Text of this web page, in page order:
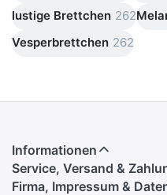
lustige Brettchen 262
Vesperbrettchen 262
Informationen
Service, Versand &
Firma, Impressum &